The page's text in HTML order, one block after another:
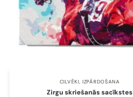
CILVĒKI,IZPĀRDOŠANA
Zirgu skriešanās sacīkstes